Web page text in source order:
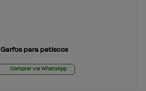
Garfos para petiscos
Comprar via WhatsApp